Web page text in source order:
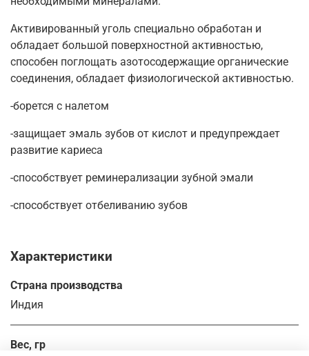
Активированный уголь специально обработан и
обладает большой поверхностной активностью,
способен поглощать азотосодержащие органические
соединения, обладает физиологической активностью.
-борется с налетом
-защищает эмаль зубов от кислот и предупреждает
развитие кариеса
-способствует реминерализации зубной эмали
-способствует отбеливанию зубов
Характеристики
Страна производства
Индия
Вес, гр